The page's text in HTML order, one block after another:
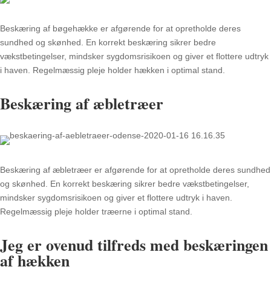
Beskæring af bøgehække er afgørende for at opretholde deres
sundhed og skønhed. En korrekt beskæring sikrer bedre
vækstbetingelser, mindsker sygdomsrisikoen og giver et flottere udtryk
i haven. Regelmæssig pleje holder hækken i optimal stand.
Beskæring af æbletræer
Beskæring af æbletræer er afgørende for at opretholde deres sundhed
og skønhed. En korrekt beskæring sikrer bedre vækstbetingelser,
mindsker sygdomsrisikoen og giver et flottere udtryk i haven.
Regelmæssig pleje holder træerne i optimal stand.
Jeg er ovenud tilfreds med beskæringen
af hækken